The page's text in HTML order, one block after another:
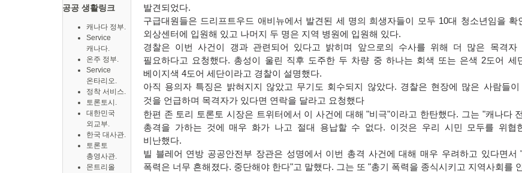
공공 생활링크
캐나다 정부.
Service
캐나다.
온주 정부.
Service
온타리오.
정착 서비스.
토론토시.
대한민국
외교부.
한국 대사관.
토론토
총영사관.
몬트리올
발견되었다.
구급대원들은 드리프트우드 애비뉴에서 발견된 세 명의 희생자들이 모두 10대 청소년임을 확
외상센터에 입원해 있고 나머지 두 명은 지역 병원에 입원해 있다.
경찰은 이번 사건이 갱과 관련되어 있다고 밝히며 앞으로의 수사를 위해 더 많은 목격자
필요하다고 요청했다. 총성이 울린 직후 도주한 두 차량 중 하나는 회색 또는 은색 2도어 세
베이지색 4도어 세단이라고 경찰이 설명했다.
아직 용의자 특징은 밝혀지지 않았고 무기도 회수되지 않았다. 경찰은 현장에 많은 사람들
것을 언급하며 목격자가 있다면 연락을 달라고 요청했다
한편 존 토리 토론토 시장은 트위터에서 이 사건에 대해 "비극"이라고 한탄했다. 그는 "캐나다
총격을 가하는 것에 매우 화가 나고 절대 용납할 수 없다. 이것은 우리 시민 모두를 위협
비난했다.
빌 블레어 연방 공공안전부 장관은 성명에서 이번 총격 사건에 대해 매우 우려하고 있다면서
폭력은 너무 흔해졌다. 중단해야 한다"고 말했다. 그는 또 "총기 폭력을 종식시키고 지역사회를